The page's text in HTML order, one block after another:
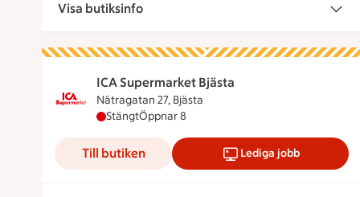
Visa butiksinfo
ICA Supermarket Bjästa
Nätragatan 27, Bjästa
ICA Supermarket Bjästa har stängt, öppnar
StängtÖppnar 8
Till butiken Lediga jobb